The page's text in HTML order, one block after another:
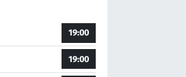
19:00
19:00